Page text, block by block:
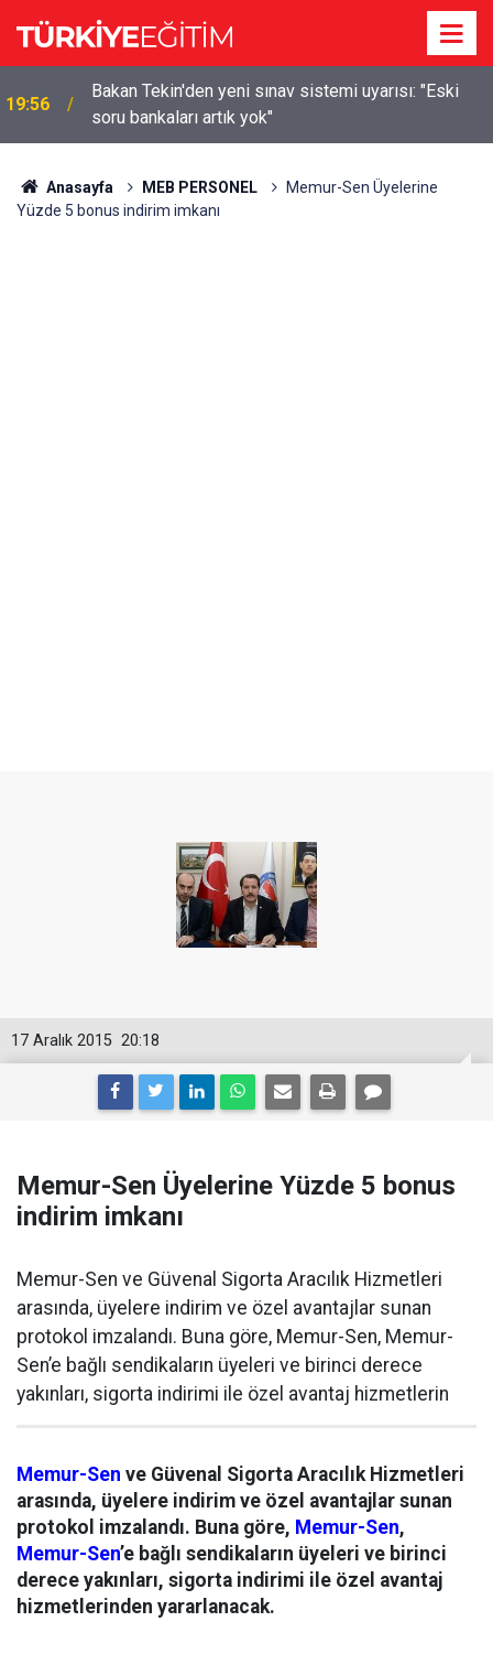
19:56
Bakan Tekin'den yeni sınav sistemi uyarısı: "Eski
soru bankaları artık yok"
Anasayfa MEB PERSONEL
Memur-Sen Üyelerine
Yüzde 5 bonus indirim imkanı
20:18
17 Aralık 2015
Memur-Sen Üyelerine Yüzde 5 bonus
indirim imkanı
Memur-Sen ve Güvenal Sigorta Aracılık Hizmetleri
arasında, üyelere indirim ve özel avantajlar sunan
protokol imzalandı. Buna göre, Memur-Sen, Memur-
Sen’e bağlı sendikaların üyeleri ve birinci derece
yakınları, sigorta indirimi ile özel avantaj hizmetlerin
Memur-Sen ve Güvenal Sigorta Aracılık Hizmetleri
arasında, üyelere indirim ve özel avantajlar sunan
protokol imzalandı. Buna göre, Memur-Sen,
Memur-Sen’e bağlı sendikaların üyeleri ve birinci
derece yakınları, sigorta indirimi ile özel avantaj
hizmetlerinden yararlanacak.